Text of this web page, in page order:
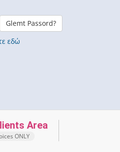
Glemt Passord?
εδώ
Area
ONLY